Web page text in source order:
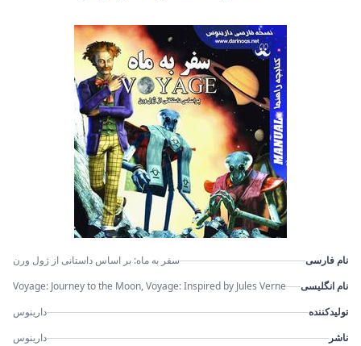
نام فارسی
سفر به ماه: بر اساس داستانی از ژول ورن
نام انگلیسی
Voyage: Journey to the Moon, Voyage: Inspired by Jules Verne
تولیدکننده
دارینوس
ناشر
دارینوس